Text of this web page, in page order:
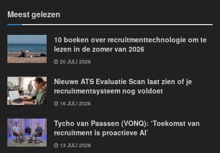
Meest gelezen
10 boeken over recruitmenttechnologie om te
lezen in de zomer van 2026
20 JULI 2026
Nieuwe ATS Evaluatie Scan laat zien of je
recruitmentsysteem nog voldoet
16 JULI 2026
Tycho van Paassen (VONQ): ‘Toekomst van
recruitment is proactieve AI’
13 JULI 2026